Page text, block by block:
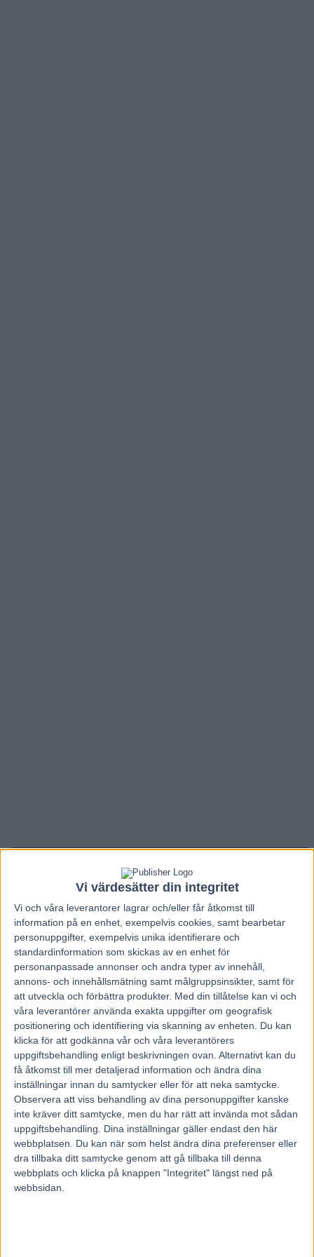
Vi värdesätter din integritet
Vi och våra leverantorer lagrar och/eller får åtkomst till
information på en enhet, exempelvis cookies, samt bearbetar
personuppgifter, exempelvis unika identifierare och
standardinformation som skickas av en enhet för
personanpassade annonser och andra typer av innehåll,
annons- och innehållsmätning samt målgruppsinsikter, samt för
att utveckla och förbättra produkter. Med din tillåtelse kan vi och
våra leverantörer använda exakta uppgifter om geografisk
positionering och identifiering via skanning av enheten. Du kan
klicka för att godkänna vår och våra leverantörers
uppgiftsbehandling enligt beskrivningen ovan. Alternativt kan du
få åtkomst till mer detaljerad information och ändra dina
inställningar innan du samtycker eller för att neka samtycke.
Observera att viss behandling av dina personuppgifter kanske
inte kräver ditt samtycke, men du har rätt att invända mot sådan
uppgiftsbehandling. Dina inställningar gäller endast den här
webbplatsen. Du kan när som helst ändra dina preferenser eller
dra tillbaka ditt samtycke genom att gå tillbaka till denna
webbplats och klicka på knappen "Integritet" längst ned på
webbsidan.
Inför Prix d’Amerique: ”Björn är väldigt
viktig för Face Time”
28 januari, 2021
99
Han anses vara världens främsta travhäst.
På söndag ska Face Time Bourbon försvara sin titel i Prix
d’Amerique tillsammans med sin svenske kusk Björn Goop.
Vi fick en pratstund med tränaren Sebastien Guarato inför det stora
slaget.
Vad är skillnaden på Face Time Bourbon nu jämfört med samma
tid för ett år sedan?
– Skillnaden är att han är ett år äldre, lite starkare och har tävlat lite
mer. Annars är han som i fjol, det är samma häst, säger Sebastien
Guarato
Hur är han i stallet?
– Det är en jättesnäll häst. Han är inte hingstig utan väldigt lugn att
sköta om. Det finns ingen elakhet i honom. Han har samma rutiner
varje dag. Han går i hagen på morgonen, sedan tar vi in honom.
Därefter går han en promenad innan han får gå ut igen. Han jobbar